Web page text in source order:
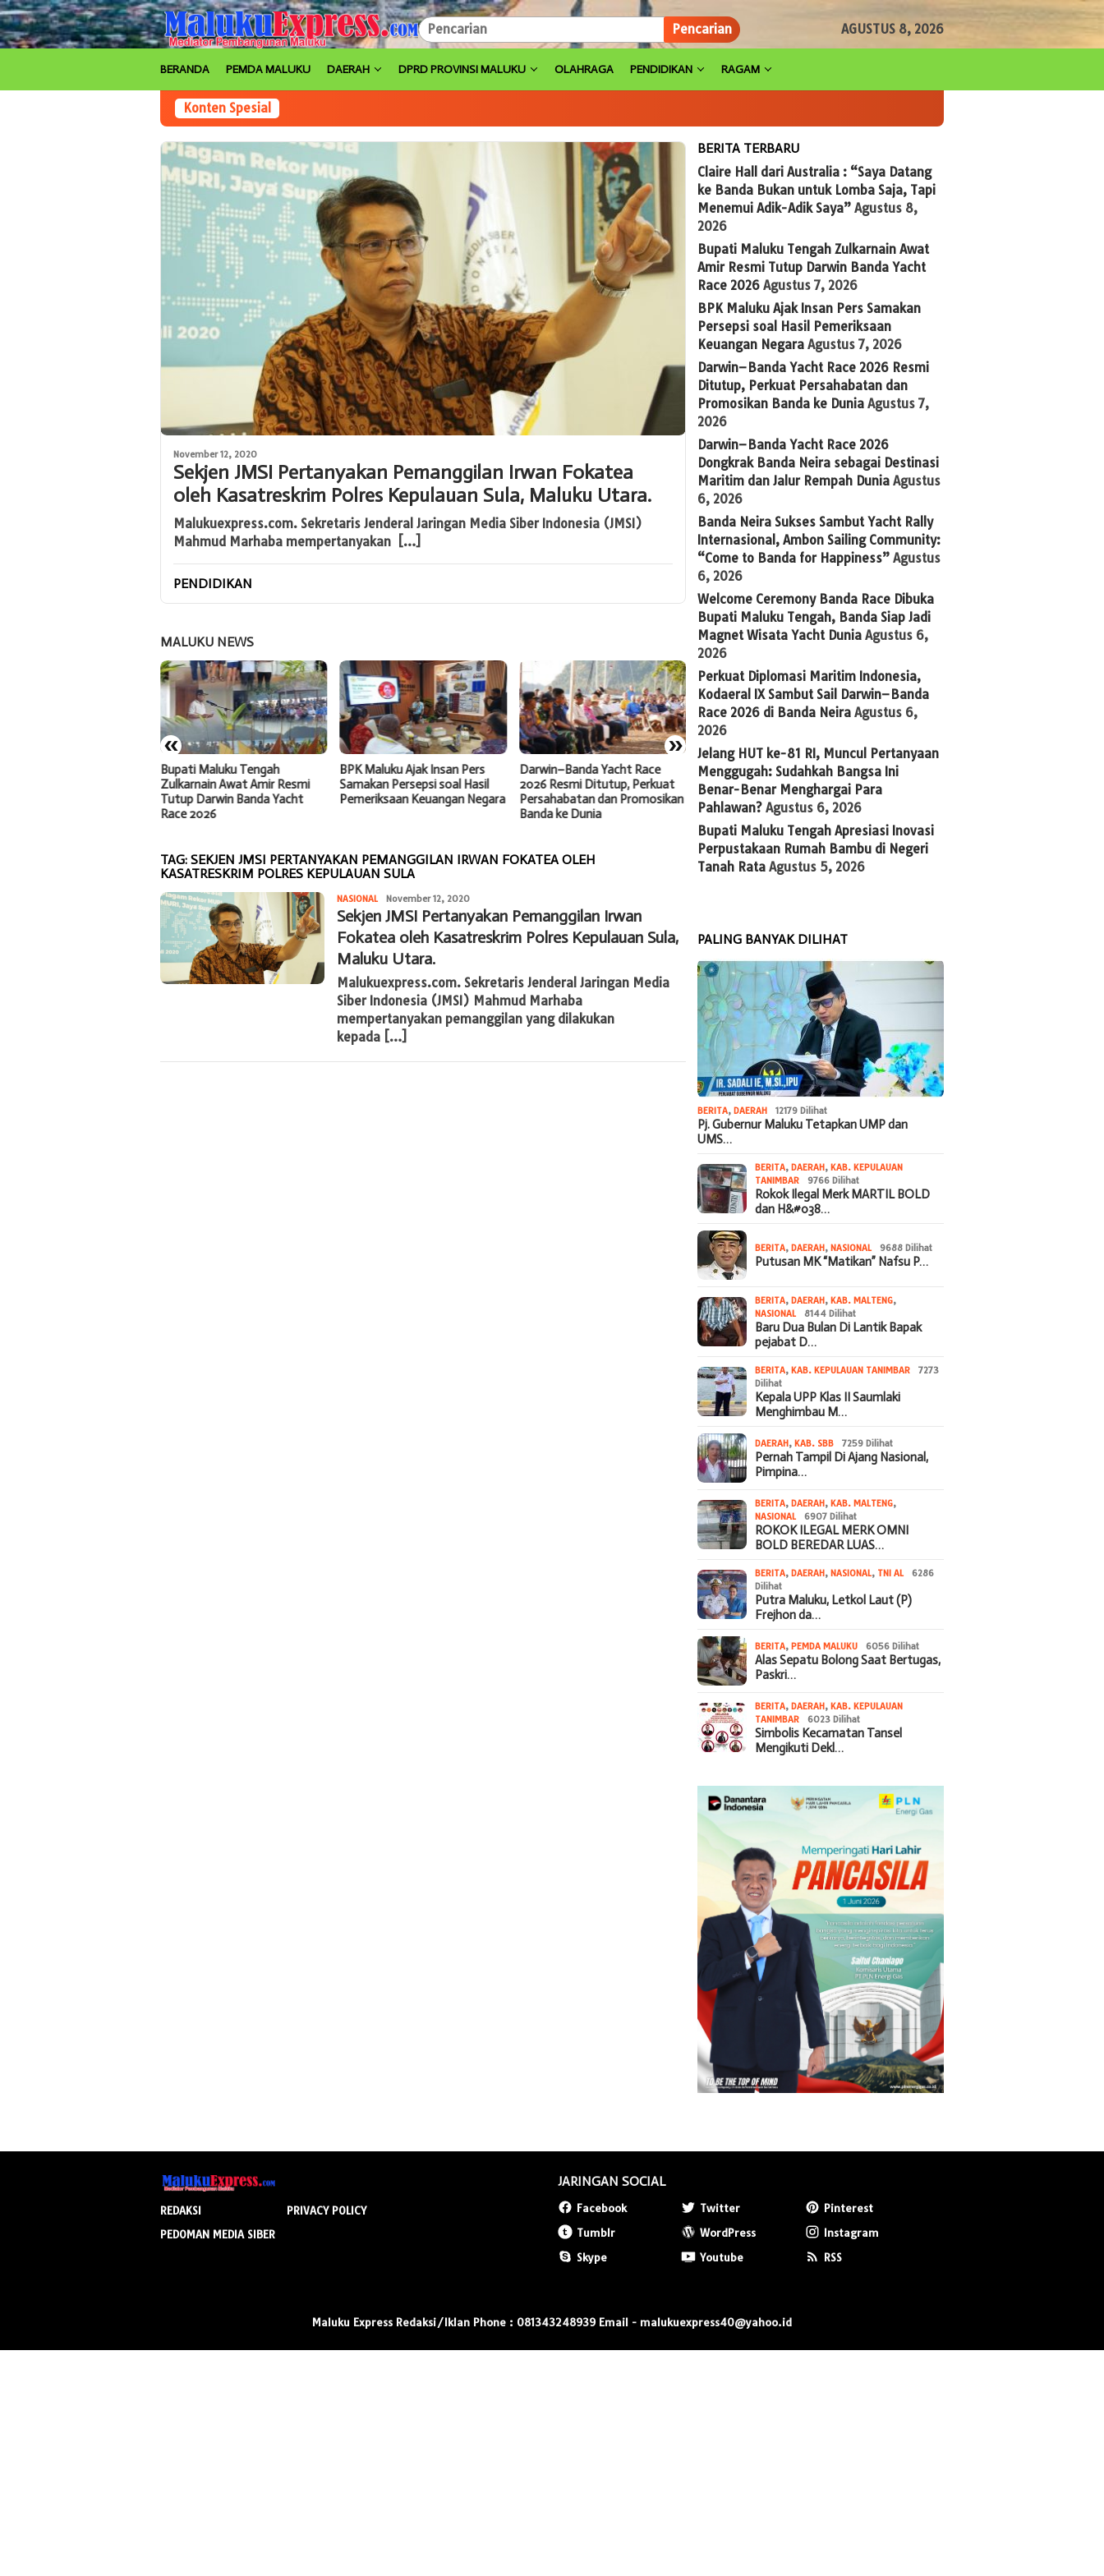
Loncat
ke
konten
Pencarian AGUSTUS 8, 2026
BERANDA PEMDA MALUKU DAERAH DPRD PROVINSI MALUKU OLAHRAGA PENDIDIKAN RAGAM
Konten Spesial
November 12, 2020
Sekjen JMSI Pertanyakan Pemanggilan Irwan Fokatea
oleh Kasatreskrim Polres Kepulauan Sula, Maluku Utara.
Malukuexpress.com. Sekretaris Jenderal Jaringan Media Siber Indonesia (JMSI)
Mahmud Marhaba mempertanyakan […]
PENDIDIKAN
MALUKU NEWS
« »
Bupati Maluku Tengah
Zulkarnain Awat Amir Resmi
Tutup Darwin Banda Yacht
Race 2026
BPK Maluku Ajak Insan Pers
Samakan Persepsi soal Hasil
Pemeriksaan Keuangan Negara
Darwin–Banda Yacht Race
2026 Resmi Ditutup, Perkuat
Persahabatan dan Promosikan
Banda ke Dunia
Darwin–Banda Yacht Race
2026 Dongkrak Banda Neira
sebagai Destinasi Maritim dan
Jalur Rempah Dunia
Claire Hall dari Australia : “Saya
Datang ke Banda Bukan untuk
Lomba Saja, Tapi Menemui
TAG: SEKJEN JMSI PERTANYAKAN PEMANGGILAN IRWAN FOKATEA OLEH
KASATRESKRIM POLRES KEPULAUAN SULA
NASIONALadmin
November 12, 2020
Sekjen JMSI Pertanyakan Pemanggilan Irwan
Fokatea oleh Kasatreskrim Polres Kepulauan Sula,
Maluku Utara.
Malukuexpress.com. Sekretaris Jenderal Jaringan Media
Siber Indonesia (JMSI) Mahmud Marhaba
mempertanyakan pemanggilan yang dilakukan
kepada […]
BERITA TERBARU
Claire Hall dari Australia : “Saya Datang
ke Banda Bukan untuk Lomba Saja, Tapi
Menemui Adik-Adik Saya” Agustus 8,
2026
Bupati Maluku Tengah Zulkarnain Awat
Amir Resmi Tutup Darwin Banda Yacht
Race 2026 Agustus 7, 2026
BPK Maluku Ajak Insan Pers Samakan
Persepsi soal Hasil Pemeriksaan
Keuangan Negara Agustus 7, 2026
Darwin–Banda Yacht Race 2026 Resmi
Ditutup, Perkuat Persahabatan dan
Promosikan Banda ke Dunia Agustus 7,
2026
Darwin–Banda Yacht Race 2026
Dongkrak Banda Neira sebagai Destinasi
Maritim dan Jalur Rempah Dunia Agustus
6, 2026
Banda Neira Sukses Sambut Yacht Rally
Internasional, Ambon Sailing Community:
“Come to Banda for Happiness” Agustus
6, 2026
Welcome Ceremony Banda Race Dibuka
Bupati Maluku Tengah, Banda Siap Jadi
Magnet Wisata Yacht Dunia Agustus 6,
2026
Perkuat Diplomasi Maritim Indonesia,
Kodaeral IX Sambut Sail Darwin–Banda
Race 2026 di Banda Neira Agustus 6,
2026
Jelang HUT ke-81 RI, Muncul Pertanyaan
Menggugah: Sudahkah Bangsa Ini
Benar-Benar Menghargai Para
Pahlawan? Agustus 6, 2026
Bupati Maluku Tengah Apresiasi Inovasi
Perpustakaan Rumah Bambu di Negeri
Tanah Rata Agustus 5, 2026
PALING BANYAK DILIHAT
BERITA,DAERAH 12179 Dilihat
Pj. Gubernur Maluku Tetapkan UMP dan
UMS…
BERITA,DAERAH,KAB. KEPULAUAN
TANIMBAR
9766 Dilihat
Rokok Ilegal Merk MARTIL BOLD
dan H&#038…
BERITA,DAERAH,NASIONAL 9688 Dilihat
Putusan MK “Matikan” Nafsu P…
BERITA,DAERAH,KAB. MALTENG,
NASIONAL
8144 Dilihat
Baru Dua Bulan Di Lantik Bapak
pejabat D…
BERITA,KAB. KEPULAUAN TANIMBAR
7273
Dilihat
Kepala UPP Klas II Saumlaki
Menghimbau M…
DAERAH,KAB. SBB 7259 Dilihat
Pernah Tampil Di Ajang Nasional,
Pimpina…
BERITA,DAERAH,KAB. MALTENG,
NASIONAL
6907 Dilihat
ROKOK ILEGAL MERK OMNI
BOLD BEREDAR LUAS…
BERITA,DAERAH,NASIONAL, TNI AL
6286
Dilihat
Putra Maluku, Letkol Laut (P)
Frejhon da…
BERITA,PEMDA MALUKU 6056 Dilihat
Alas Sepatu Bolong Saat Bertugas,
Paskri…
BERITA,DAERAH,KAB. KEPULAUAN
TANIMBAR
6023 Dilihat
Simbolis Kecamatan Tansel
Mengikuti Dekl…
REDAKSI
PRIVACY POLICY
PEDOMAN MEDIA SIBER
JARINGAN SOCIAL
Facebook Twitter
Pinterest
Tumblr
WordPress
Instagram
Skype
Youtube RSS
Maluku Express Redaksi/Iklan Phone : 081343248939 Email - malukuexpress40@yahoo.id